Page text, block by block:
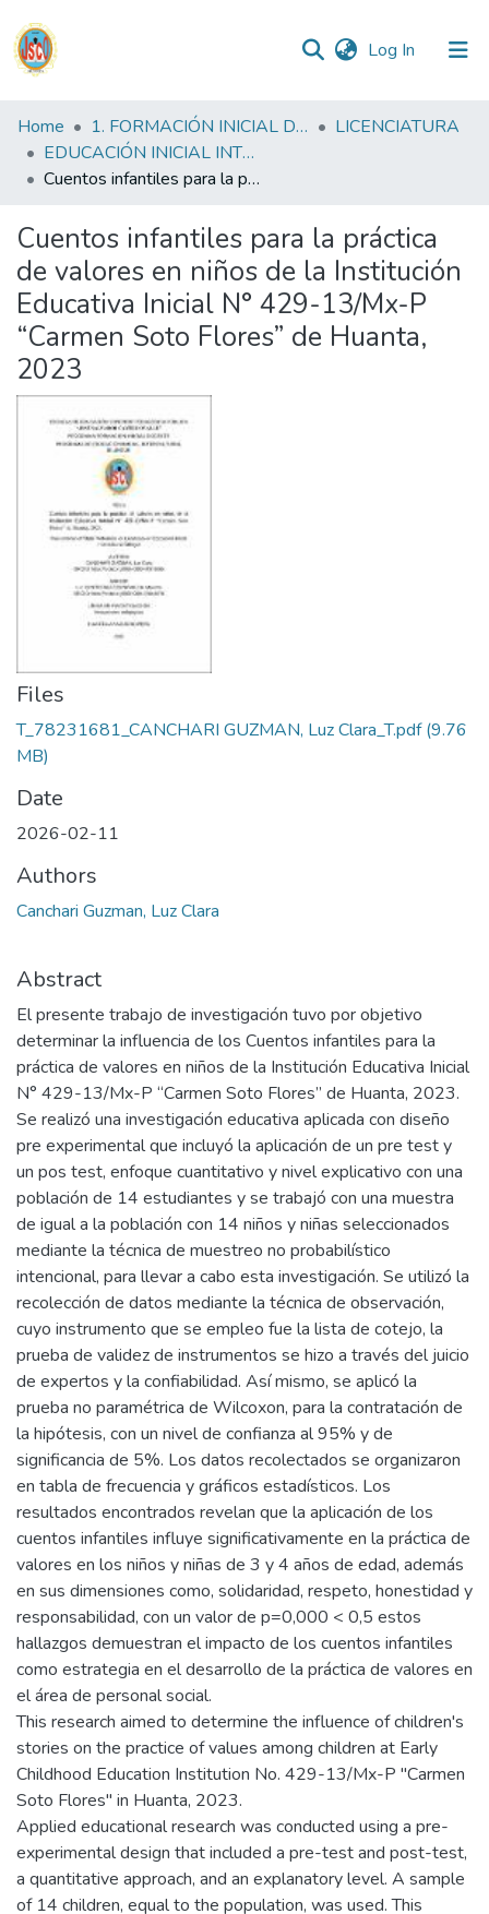
Log In (current)
Communities
&
Collections
Statistics
Reglamento
Formatos
Home 1. FORMACIÓN INICIAL DOCENTE
LICENCIATURA
EDUCACIÓN INICIAL INTERCULTURAL BILINGUE FID
Cuentos infantiles para la práctica de valores en niños de la Institución Educativa Inicial N° 429-13/Mx-P “Carmen Soto Flores” de Huanta, 2023
Cuentos infantiles para la práctica
de valores en niños de la Institución
Educativa Inicial N° 429-13/Mx-P
“Carmen Soto Flores” de Huanta,
2023
Files
T_78231681_CANCHARI GUZMAN, Luz Clara_T.pdf(9.76
MB)
Date
2026-02-11
Authors
Canchari Guzman, Luz Clara
Abstract
El presente trabajo de investigación tuvo por objetivo
determinar la influencia de los Cuentos infantiles para la
práctica de valores en niños de la Institución Educativa Inicial
N° 429-13/Mx-P “Carmen Soto Flores” de Huanta, 2023.
Se realizó una investigación educativa aplicada con diseño
pre experimental que incluyó la aplicación de un pre test y
un pos test, enfoque cuantitativo y nivel explicativo con una
población de 14 estudiantes y se trabajó con una muestra
de igual a la población con 14 niños y niñas seleccionados
mediante la técnica de muestreo no probabilístico
intencional, para llevar a cabo esta investigación. Se utilizó la
recolección de datos mediante la técnica de observación,
cuyo instrumento que se empleo fue la lista de cotejo, la
prueba de validez de instrumentos se hizo a través del juicio
de expertos y la confiabilidad. Así mismo, se aplicó la
prueba no paramétrica de Wilcoxon, para la contratación de
la hipótesis, con un nivel de confianza al 95% y de
significancia de 5%. Los datos recolectados se organizaron
en tabla de frecuencia y gráficos estadísticos. Los
resultados encontrados revelan que la aplicación de los
cuentos infantiles influye significativamente en la práctica de
valores en los niños y niñas de 3 y 4 años de edad, además
en sus dimensiones como, solidaridad, respeto, honestidad y
responsabilidad, con un valor de p=0,000 < 0,5 estos
hallazgos demuestran el impacto de los cuentos infantiles
como estrategia en el desarrollo de la práctica de valores en
el área de personal social.
This research aimed to determine the influence of children's
stories on the practice of values among children at Early
Childhood Education Institution No. 429-13/Mx-P "Carmen
Soto Flores" in Huanta, 2023.
Applied educational research was conducted using a pre-
experimental design that included a pre-test and post-test,
a quantitative approach, and an explanatory level. A sample
of 14 children, equal to the population, was used. This